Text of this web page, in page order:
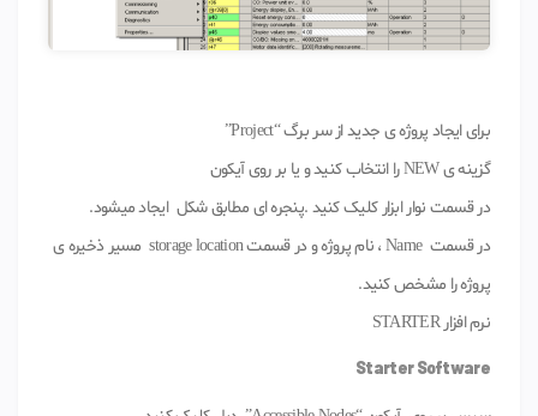
برای ایجاد پروژه ی جدید از سر برگ “Project”
گزینه ی NEW را انتخاب کنید و یا بر روی آیکون
در قسمت نوار ابزار کلیک کنید .پنجره ای مطابق شکل ایجاد میشود.
در قسمت Name ، نام پروژه و در قسمت storage location مسیر ذخیره ی
پروژه را مشخص کنید.
نرم افزار STARTER
Starter Software